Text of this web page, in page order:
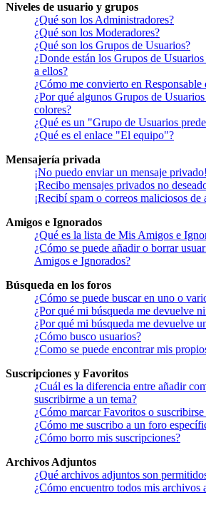
Niveles de usuario y grupos
¿Qué son los Administradores?
¿Qué son los Moderadores?
¿Qué son los Grupos de Usuarios?
¿Donde están los Grupos de
a ellos?
¿Cómo me convierto en Responsable
¿Por qué algunos Grupos de
colores?
¿Qué es un "Grupo de Usuarios
¿Qué es el enlace "El equipo"?
Mensajería privada
¡No puedo enviar un mensaje privado!
¡Recibo mensajes privados no
¡Recibí spam o correos maliciosos de
Amigos e Ignorados
¿Qué es la lista de Mis Amigos e
¿Cómo se puede añadir o borrar
Amigos e Ignorados?
Búsqueda en los foros
¿Cómo se puede buscar en uno o
¿Por qué mi búsqueda me devuelve
¿Por qué mi búsqueda me devuelve
¿Cómo busco usuarios?
¿Como se puede encontrar mis
Suscripciones y Favoritos
¿Cuál es la diferencia entre añadir
suscribirme a un tema?
¿Cómo marcar Favoritos o
¿Cómo me suscribo a un foro
¿Cómo borro mis suscripciones?
Archivos Adjuntos
¿Qué archivos adjuntos son
¿Cómo encuentro todos mis archivos